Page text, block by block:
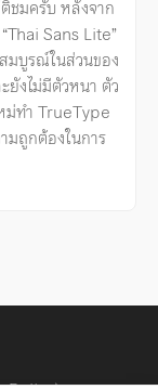
ชมครับ หลังจาก
Sans Lite”
มบูรณ์ในส่วนของ
ยังไม่มีตัวหนา ตัว
ม่ทำ TrueType
ถูกต้องในการ